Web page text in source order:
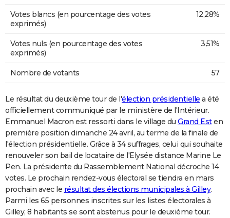
Votes blancs (en pourcentage des votes
exprimés)
12,28%
Votes nuls (en pourcentage des votes
exprimés)
3,51%
Nombre de votants 57
Le résultat du deuxième tour de l'élection présidentielle a été
officiellement communiqué par le ministère de l'Intérieur.
Emmanuel Macron est ressorti dans le village du Grand Esten
première position dimanche 24 avril, au terme de la finale de
l'élection présidentielle. Grâce à 34 suffrages, celui qui souhaite
renouveler son bail de locataire de l'Elysée distance Marine Le
Pen. La présidente du Rassemblement National décroche 14
votes. Le prochain rendez-vous électoral se tiendra en mars
prochain avec le résultat des élections municipales à Gilley.
Parmi les 65 personnes inscrites sur les listes électorales à
Gilley, 8 habitants se sont abstenus pour le deuxième tour.